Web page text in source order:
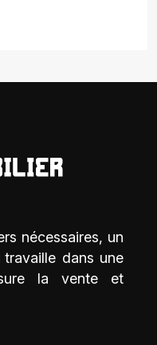
nécessaires, un
dans une
la vente et